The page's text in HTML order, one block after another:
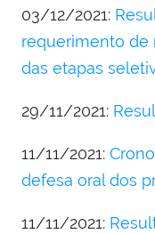
03/12/2021:
requerimento de
das etapas
29/11/2021:
11/11/2021:
defesa oral dos
11/11/2021: